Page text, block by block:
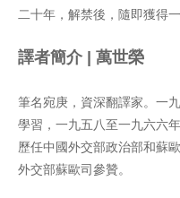
二十年，解禁後，隨即獲得
譯者簡介 | 萬世榮
筆名宛庚，資深翻譯家。一
學習，一九五八至一九六六
歷任中國外交部政治部和蘇
外交部蘇歐司參贊。